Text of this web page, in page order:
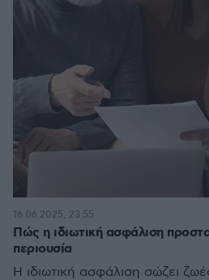
Πώς η ιδιωτική ασφάλιση
περιουσία
Η ιδιωτική ασφάλιση σώζει
16.06.2025, 23:55